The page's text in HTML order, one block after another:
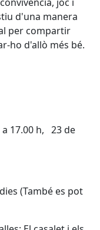
d'una manera
per compartir
ho d'allò més bé.
a 17.00 h, 23 de
(També es pot